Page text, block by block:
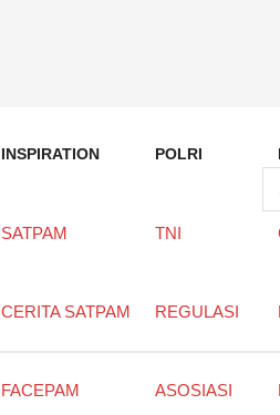
INSPIRATION
SATPAM
CERITA SATPAM
FACEPAM
POLRI
TNI
REGULASI
ASOSIASI